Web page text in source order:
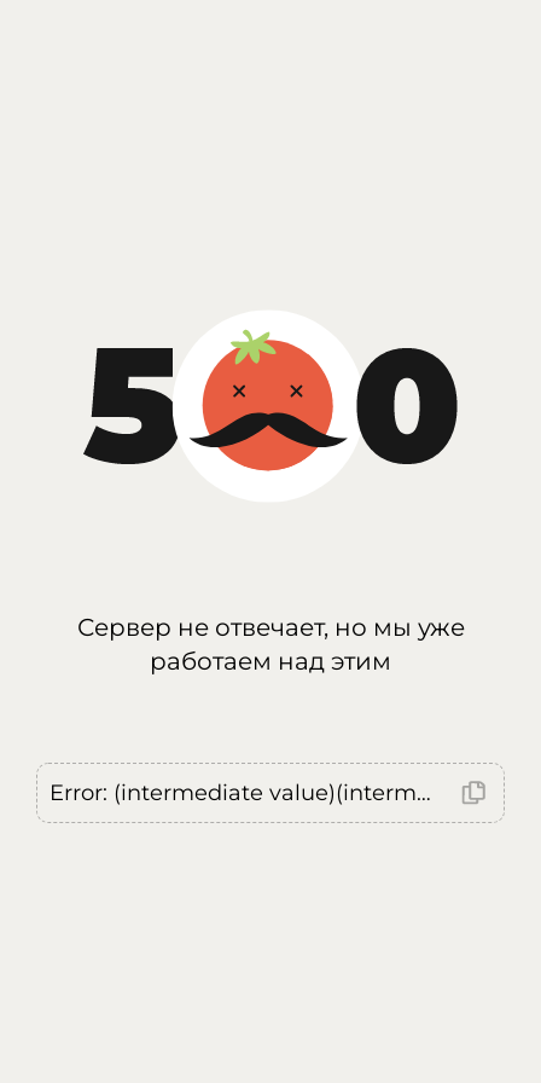
Сервер не отвечает, но мы уже
работаем над этим
Error: (intermediate value)(intermediate value)(intermediate value).replaceAll is not a function